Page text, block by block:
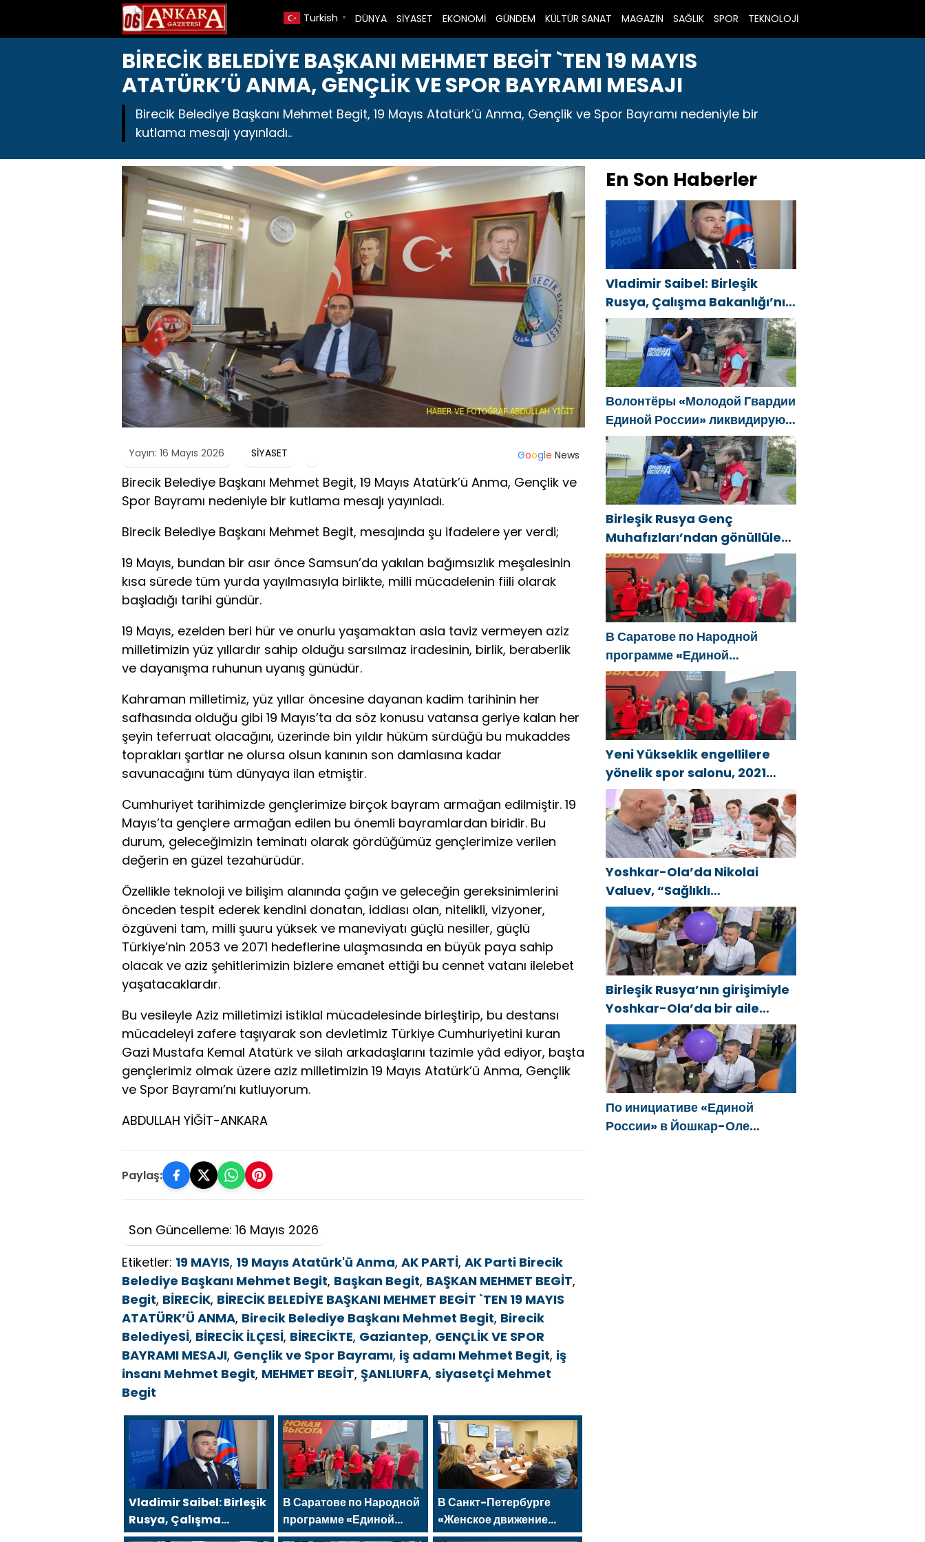
DÜNYA SİYASET EKONOMİ GÜNDEM KÜLTÜR SANAT MAGAZİN SAĞLIK SPOR TEKNOLOJİ
Turkish ▼
BİRECİK BELEDİYE BAŞKANI MEHMET BEGİT `TEN 19 MAYIS
ATATÜRK’Ü ANMA, GENÇLİK VE SPOR BAYRAMI MESAJI
Birecik Belediye Başkanı Mehmet Begit, 19 Mayıs Atatürk’ü Anma, Gençlik ve Spor Bayramı nedeniyle bir
kutlama mesajı yayınladı..
Yayın: 16 Mayıs 2026 SİYASET Google News
Birecik Belediye Başkanı Mehmet Begit, 19 Mayıs Atatürk’ü Anma, Gençlik ve
Spor Bayramı nedeniyle bir kutlama mesajı yayınladı.
Birecik Belediye Başkanı Mehmet Begit, mesajında şu ifadelere yer verdi;
19 Mayıs, bundan bir asır önce Samsun’da yakılan bağımsızlık meşalesinin
kısa sürede tüm yurda yayılmasıyla birlikte, milli mücadelenin fiili olarak
başladığı tarihi gündür.
19 Mayıs, ezelden beri hür ve onurlu yaşamaktan asla taviz vermeyen aziz
milletimizin yüz yıllardır sahip olduğu sarsılmaz iradesinin, birlik, beraberlik
ve dayanışma ruhunun uyanış günüdür.
Kahraman milletimiz, yüz yıllar öncesine dayanan kadim tarihinin her
safhasında olduğu gibi 19 Mayıs’ta da söz konusu vatansa geriye kalan her
şeyin teferruat olacağını, üzerinde bin yıldır hüküm sürdüğü bu mukaddes
toprakları şartlar ne olursa olsun kanının son damlasına kadar
savunacağını tüm dünyaya ilan etmiştir.
Cumhuriyet tarihimizde gençlerimize birçok bayram armağan edilmiştir. 19
Mayıs’ta gençlere armağan edilen bu önemli bayramlardan biridir. Bu
durum, geleceğimizin teminatı olarak gördüğümüz gençlerimize verilen
değerin en güzel tezahürüdür.
Özellikle teknoloji ve bilişim alanında çağın ve geleceğin gereksinimlerini
önceden tespit ederek kendini donatan, iddiası olan, nitelikli, vizyoner,
özgüveni tam, milli şuuru yüksek ve maneviyatı güçlü nesiller, güçlü
Türkiye’nin 2053 ve 2071 hedeflerine ulaşmasında en büyük paya sahip
olacak ve aziz şehitlerimizin bizlere emanet ettiği bu cennet vatanı ilelebet
yaşatacaklardır.
Bu vesileyle Aziz milletimizi istiklal mücadelesinde birleştirip, bu destansı
mücadeleyi zafere taşıyarak son devletimiz Türkiye Cumhuriyetini kuran
Gazi Mustafa Kemal Atatürk ve silah arkadaşlarını tazimle yâd ediyor, başta
gençlerimiz olmak üzere aziz milletimizin 19 Mayıs Atatürk’ü Anma, Gençlik
ve Spor Bayramı’nı kutluyorum.
ABDULLAH YİĞİT-ANKARA
Paylaş:
Son Güncelleme: 16 Mayıs 2026
Etiketler: 19 MAYIS, 19 Mayıs Atatürk'ü Anma, AK PARTİ, AK Parti Birecik
Belediye Başkanı Mehmet Begit, Başkan Begit, BAŞKAN MEHMET BEGİT,
Begit, BİRECİK, BİRECİK BELEDİYE BAŞKANI MEHMET BEGİT `TEN 19 MAYIS
ATATÜRK’Ü ANMA, Birecik Belediye Başkanı Mehmet Begit, Birecik
BelediyeSİ, BİRECİK İLÇESİ, BİRECİKTE, Gaziantep, GENÇLİK VE SPOR
BAYRAMI MESAJI, Gençlik ve Spor Bayramı, iş adamı Mehmet Begit, iş
insanı Mehmet Begit, MEHMET BEGİT, ŞANLIURFA, siyasetçi Mehmet
Begit
Vladimir Saibel: Birleşik
Rusya, Çalışma
Bakanlığı’nın eski SVO
В Саратове по Народной
программе «Единой
России»-2021 открылся
В Санкт-Петербурге
«Женское движение
Единой России»
En Son Haberler
Vladimir Saibel: Birleşik
Rusya, Çalışma Bakanlığı’nın
eski SVO katılımcılarının
sosyal sözleşme edinme
sürecini basitleştirme
kararını destekliyor
Волонтёры «Молодой Гвардии
Единой России» ликвидируют
последствия паводков на
Урале и Дальнем Востоке
Birleşik Rusya Genç
Muhafızları’ndan gönüllüler,
Ural ve Uzak Doğu’daki
sellerin sonuçlarını ortadan
kaldırmaya yardımcı oluyor
В Саратове по Народной
программе «Единой
России»-2021 открылся
адаптивный спортзал «Новая
высота»
Yeni Yükseklik engellilere
yönelik spor salonu, 2021
Birleşik Rusya Halk Programı
kapsamında Saratov’da
açıldı
Yoshkar-Ola’da Nikolai
Valuev, “Sağlıklı
Cumhuriyet” projesiyle
tanıştı
Birleşik Rusya’nın girişimiyle
Yoshkar-Ola’da bir aile
festivali düzenlendi
По инициативе «Единой
России» в Йошкар-Оле